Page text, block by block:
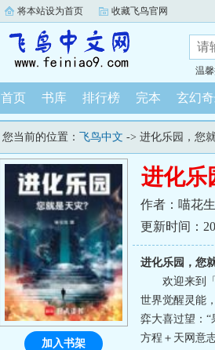
将本站设为首页 收藏飞鸟官网
温
首页 书库 排行榜 完本 玄幻
您当前的位置： 飞鸟中文 -> 进化乐园，您
进化乐
作者：喵花生
更新时间：
进化乐园，您
欢迎来到
世界觉醒灵能
弈大喜过望：
方程＋天网意
加入书架